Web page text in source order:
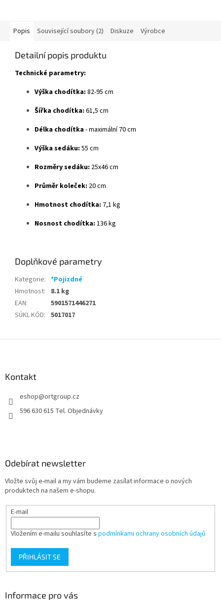
Popis
Související soubory (2) Diskuze Výrobce
Detailní popis produktu
Technické parametry:
Výška chodítka: 82-95 cm
Šířka chodítka: 61,5 cm
Délka chodítka- maximální 70 cm
Výška sedáku: 55 cm
Rozměry sedáku: 25x46 cm
Průměr koleček: 20 cm
Hmotnost chodítka: 7,1 kg
Nosnost chodítka: 136 kg
Doplňkové parametry
Kategorie: *Pojizdné
Hmotnost:
8.1 kg
EAN:
5901571446271
SÚKL KÓD: 5017017
Kontakt
eshop@ortgroup.cz
596 630 615 Tel. Objednávky
Odebírat newsletter
Vložte svůj e-mail a my vám budeme zasílat informace o nových
produktech na našem e-shopu.
E-mail
Vložením e-mailu souhlasíte s podmínkami ochrany osobních údajů
PŘIHLÁSIT SE
Informace pro vás